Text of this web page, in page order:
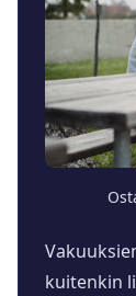
kuitenkin